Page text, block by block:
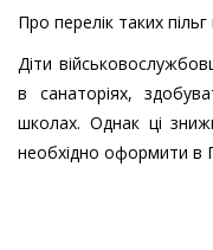
Про перелік таких
Діти
в санаторіях,
школах. Однак ці
необхідно оформити в